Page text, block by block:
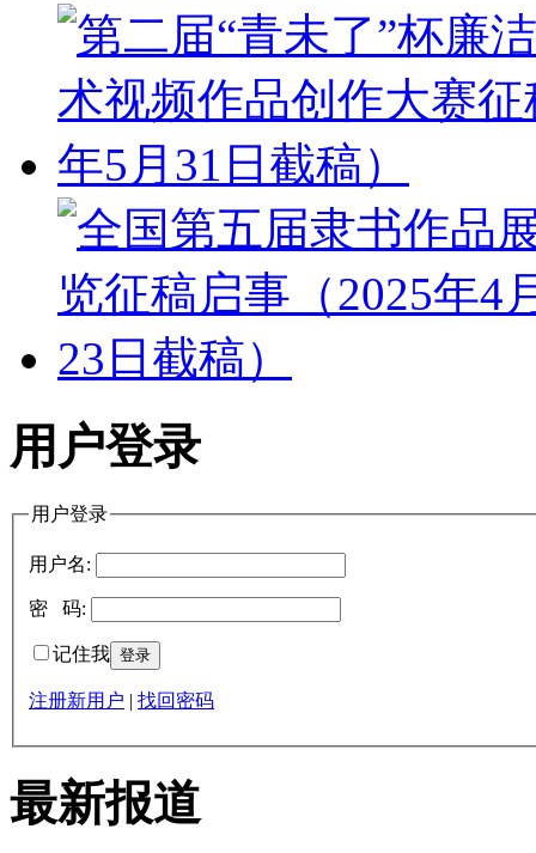
用户登录
用户登录
用户名:
密 码:
记住我
注册新用户 找回密码
最新报道